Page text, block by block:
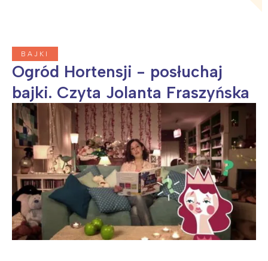
BAJKI
Ogród Hortensji - posłuchaj
bajki. Czyta Jolanta Fraszyńska